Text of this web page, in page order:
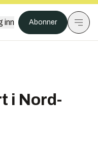
inn Abonner
i Nord-